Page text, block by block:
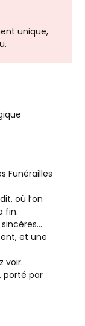
unique,
Funérailles
où l’on
fin.
et une
voir.
porté par